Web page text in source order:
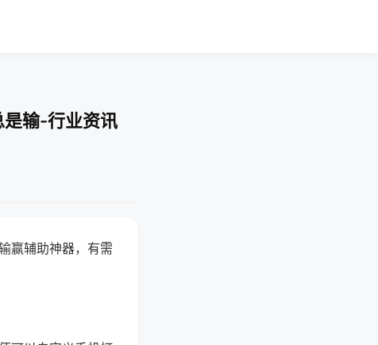
是输-行业资讯
赢辅助神器，有需